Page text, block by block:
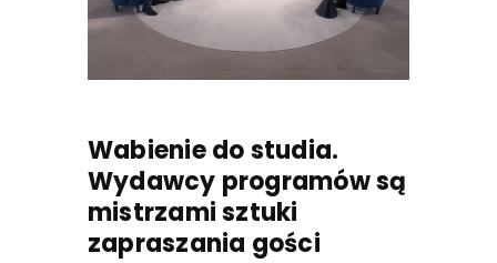
Wabienie do studia.
Wydawcy programów są
mistrzami sztuki
zapraszania gości